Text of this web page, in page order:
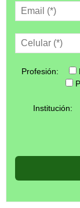
Profesión:
Institución: